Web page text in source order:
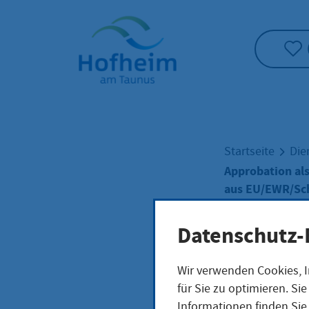
Startseite"
Startseite
Approbation
aus EU/EWR/
Wir verwenden
für Sie zu optimieren.